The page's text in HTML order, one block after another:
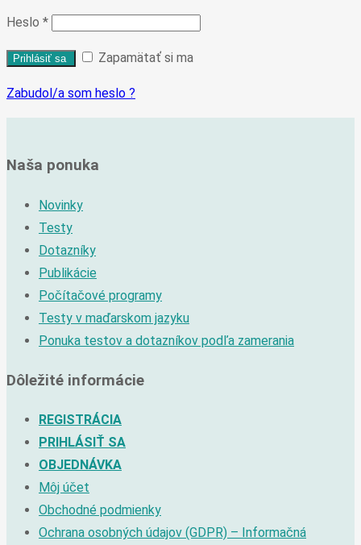
Heslo *
Zapamätať si ma
Zabudol/a som heslo ?
Naša ponuka
Novinky
Testy
Dotazníky
Publikácie
Počítačové programy
Testy v maďarskom jazyku
Ponuka testov a dotazníkov podľa zamerania
Dôležité informácie
REGISTRÁCIA
PRIHLÁSIŤ SA
OBJEDNÁVKA
Môj účet
Obchodné podmienky
Ochrana osobných údajov (GDPR) – Informačná